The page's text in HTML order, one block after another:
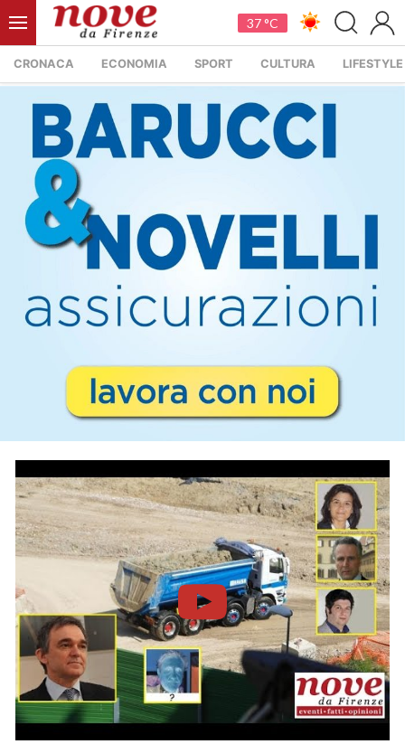
37 °C
CRONACA ECONOMIA SPORT CULTURA LIFESTYLE